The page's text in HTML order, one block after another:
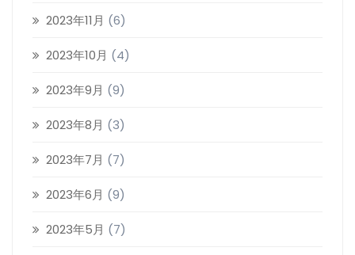
2023年11月 (6)
2023年10月 (4)
2023年9月 (9)
2023年8月 (3)
2023年7月 (7)
2023年6月 (9)
2023年5月 (7)